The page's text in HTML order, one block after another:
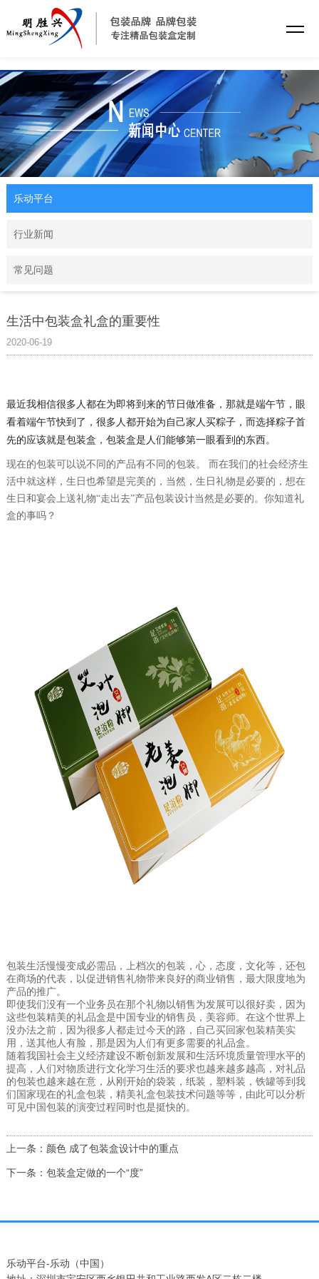
乐动平台
行业新闻
常见问题
生活中包装盒礼盒的重要性
2020-06-19
最近我相信很多人都在为即将到来的节日做准备，那就是端午节，眼
看着端午节快到了，很多人都开始为自己家人买粽子，而选择粽子首
先的应该就是包装盒， 包装盒是人们能够第一眼看到的东西。
现在的包装可以说不同的产品有不同的包装。 而在我们的社会经济生
活中就这样，生日也希望是完美的，当然，生日礼物是必要的，想在
生日和宴会上送礼物“走出去”产品包装设计当然是必要的。你知道礼
盒的事吗？
包装生活慢慢变成必需品，上档次的包装，心，态度，文化等，还包
在商场的代表，以促进销售礼物带来良好的商业销售，最大限度地为
产品的推广。
即使我们没有一个业务员在那个礼物以销售为发展可以很好卖，因为
这些包装精美的礼品盒是中国专业的销售员，美容师。在这个世界上
没办法之前，因为很多人都走过今天的路，自己买回家包装精美实
用，送其他人有脸，那是因为人们有更多需要的礼品盒。
随着我国社会主义经济建设不断创新发展和生活环境质量管理水平的
提高，人们对物质进行文化学习生活的要求也越来越多越高，对礼品
的包装也越来越在意，从刚开始的袋装，纸装，塑料装，铁罐等到我
们国家现在的礼盒包装，精美礼盒包装技术问题等等，由此可以分析
可见中国包装的演变过程同时也是挺快的。
上一条：颜色 成了包装盒设计中的重点
下一条：包装盒定做的一个“度”
乐动平台-乐动（中国）